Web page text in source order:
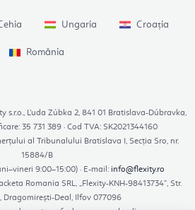
Ungaria Croația
România
s.r.o., Ľuda Zúbka 2, 841 01 Bratislava-Dúbravka,
35 731 389 · Cod TVA: SK2021344160
al Tribunalului Bratislava I, Secția Sro, nr.
15884/B
9:00–15:00) · E-mail: info@flexity.ro
Romania SRL, „Flexity-KNH-98413734”, Str.
Dragomirești-Deal, Ilfov 077096